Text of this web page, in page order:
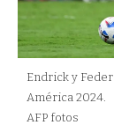
Endrick y
América 2024.
AFP fotos